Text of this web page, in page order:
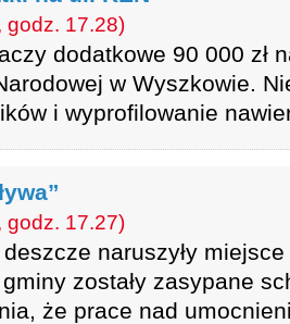
godz. 17.28)
dodatkowe 90 000 zł
w Wyszkowie.
i wyprofilowanie
godz. 17.27)
naruszyły
zostały zasypane
że prace nad